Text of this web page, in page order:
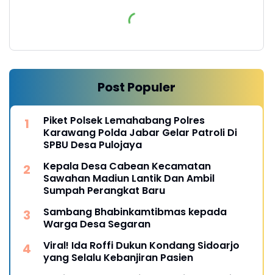
Post Populer
Piket Polsek Lemahabang Polres
Karawang Polda Jabar Gelar Patroli Di
SPBU Desa Pulojaya
Kepala Desa Cabean Kecamatan
Sawahan Madiun Lantik Dan Ambil
Sumpah Perangkat Baru
Sambang Bhabinkamtibmas kepada
Warga Desa Segaran
Viral! Ida Roffi Dukun Kondang Sidoarjo
yang Selalu Kebanjiran Pasien